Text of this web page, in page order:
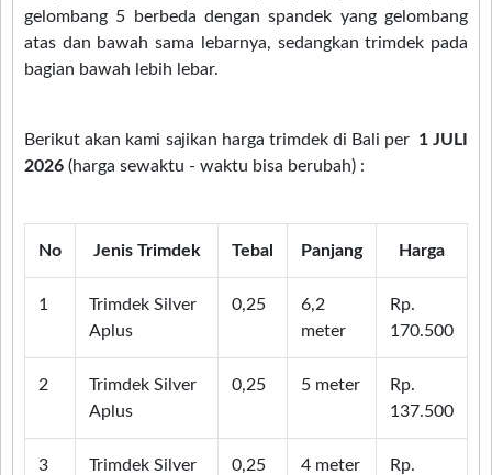
gelombang 5 berbeda dengan spandek yang gelombang
atas dan bawah sama lebarnya, sedangkan trimdek pada
bagian bawah lebih lebar.
Berikut akan kami sajikan harga trimdek di Bali per 1 JULI
2026 (harga sewaktu - waktu bisa berubah):
No Jenis Trimdek Tebal Panjang Harga
1
Trimdek Silver
Aplus
0,25
6,2
meter
Rp.
170.500
2
Trimdek Silver
Aplus
0,25 5 meter
Rp.
137.500
3
Trimdek Silver
0,25 4 meter
Rp.